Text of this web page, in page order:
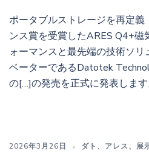
ポータブルストレージを再定
ンス賞を受賞したARES Q4+
ォーマンスと最先端の技術ソ
ベーターであるDatotek
の[…]の発売を正式に発表します
2026年3月26日 ダト 、 アレス、 展